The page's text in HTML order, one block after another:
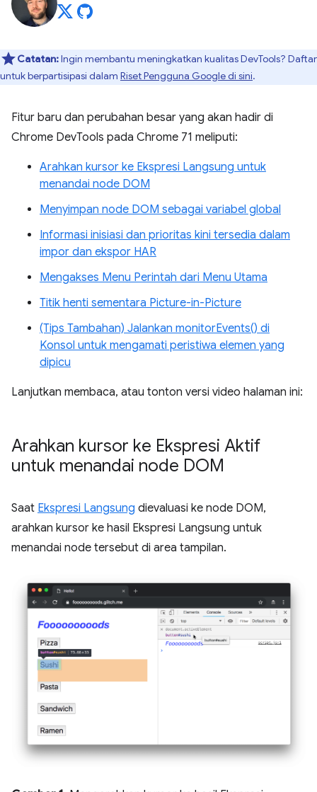
Catatan:Ingin membantu meningkatkan kualitas DevTools? Daftar
untuk berpartisipasi dalam Riset Pengguna Google di sini.
Fitur baru dan perubahan besar yang akan hadir di
Chrome DevTools pada Chrome 71 meliputi:
Arahkan kursor ke Ekspresi Langsung untuk
menandai node DOM
Menyimpan node DOM sebagai variabel global
Informasi inisiasi dan prioritas kini tersedia dalam
impor dan ekspor HAR
Mengakses Menu Perintah dari Menu Utama
Titik henti sementara Picture-in-Picture
(Tips Tambahan) Jalankan monitorEvents() di
Konsol untuk mengamati peristiwa elemen yang
dipicu
Lanjutkan membaca, atau tonton versi video halaman ini:
Arahkan kursor ke Ekspresi Aktif
untuk menandai node DOM
Saat Ekspresi Langsung dievaluasi ke node DOM,
arahkan kursor ke hasil Ekspresi Langsung untuk
menandai node tersebut di area tampilan.